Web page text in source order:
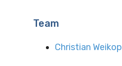
Team
Christian Weikop